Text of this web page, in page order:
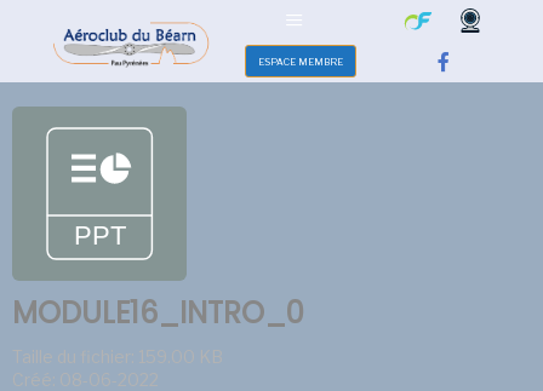
ESPACE MEMBRE
MODULE16_INTRO_0
Taille du fichier: 159.00 KB
Créé: 08-06-2022